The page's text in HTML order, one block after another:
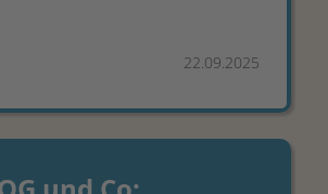
22.09.2025